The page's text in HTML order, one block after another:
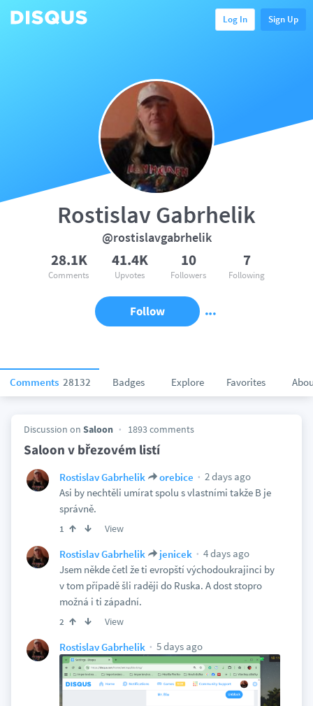
Log In Sign Up
Comments 28132 Badges Explore Favorites
Rostislav Gabrhelik
@rostislavgabrhelik
28.1K
Comments
41.4K
Upvotes
10
Followers
7
Following
Follow
Discussion on Saloon 1893 comments
Saloon v březovém listí
Rostislav Gabrhelik orebice
2 days ago
Asi by nechtěli umírat spolu s vlastními takže B je
správně.
1 View
Rostislav Gabrhelik jenicek
4 days ago
Jsem někde četl že ti evropští východoukrajinci by
v tom případě šli raději do Ruska. A dost stopro
možná i ti západní.
2 View
Rostislav Gabrhelik 5 days ago